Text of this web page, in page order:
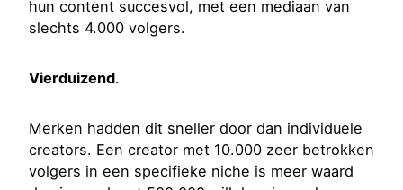
hun content succesvol, met een mediaan van
slechts 4.000 volgers.
Vierduizend.
Merken hadden dit sneller door dan individuele
creators. Een creator met 10.000 zeer betrokken
volgers in een specifieke niche is meer waard